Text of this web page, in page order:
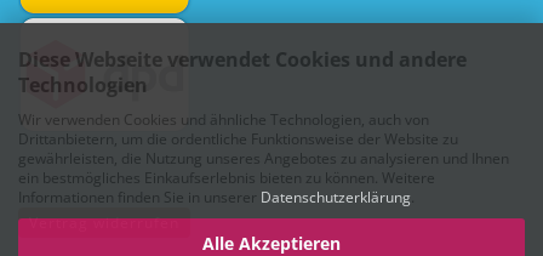
Diese Webseite verwendet Cookies und andere
Technologien
Wir verwenden Cookies und ähnliche Technologien, auch von
Drittanbietern, um die ordentliche Funktionsweise der Website zu
gewährleisten, die Nutzung unseres Angebotes zu analysieren und Ihnen
ein bestmögliches Einkaufserlebnis bieten zu können. Weitere
Informationen finden Sie in unserer Datenschutzerklärung.
Alle Akzeptieren
Vertrag widerrufen